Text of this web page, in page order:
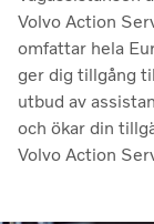
Volvo Action
omfattar hela
ger dig tillgång
utbud av
och ökar din
Volvo Action